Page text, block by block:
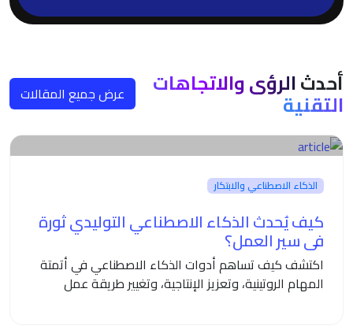
أحدثالرؤى والاتجاهات
التقنية عرض جميع المقالات
الذكاء الاصطناعي والابتكار
كيف يُحدث الذكاء الاصطناعي التوليدي ثورة
في سير العمل؟
اكتشف كيف تساهم أدوات الذكاء الاصطناعي في أتمتة
المهام الروتينية، وتعزيز الإنتاجية، وتغيير طريقة عمل